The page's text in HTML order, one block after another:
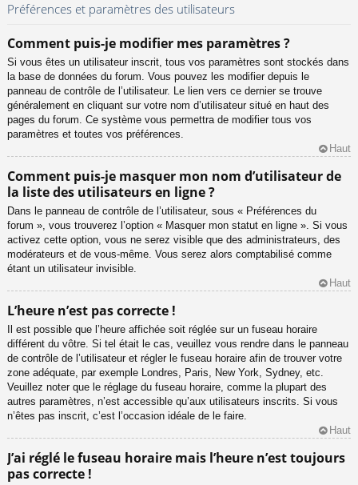
Préférences et paramètres des utilisateurs
Comment puis-je modifier mes paramètres ?
Si vous êtes un utilisateur inscrit, tous vos paramètres sont stockés dans
la base de données du forum. Vous pouvez les modifier depuis le
panneau de contrôle de l’utilisateur. Le lien vers ce dernier se trouve
généralement en cliquant sur votre nom d’utilisateur situé en haut des
pages du forum. Ce système vous permettra de modifier tous vos
paramètres et toutes vos préférences.
Haut
Comment puis-je masquer mon nom d’utilisateur de
la liste des utilisateurs en ligne ?
Dans le panneau de contrôle de l’utilisateur, sous « Préférences du
forum », vous trouverez l’option « Masquer mon statut en ligne ». Si vous
activez cette option, vous ne serez visible que des administrateurs, des
modérateurs et de vous-même. Vous serez alors comptabilisé comme
étant un utilisateur invisible.
Haut
L’heure n’est pas correcte !
Il est possible que l’heure affichée soit réglée sur un fuseau horaire
différent du vôtre. Si tel était le cas, veuillez vous rendre dans le panneau
de contrôle de l’utilisateur et régler le fuseau horaire afin de trouver votre
zone adéquate, par exemple Londres, Paris, New York, Sydney, etc.
Veuillez noter que le réglage du fuseau horaire, comme la plupart des
autres paramètres, n’est accessible qu’aux utilisateurs inscrits. Si vous
n’êtes pas inscrit, c’est l’occasion idéale de le faire.
Haut
J’ai réglé le fuseau horaire mais l’heure n’est toujours
pas correcte !